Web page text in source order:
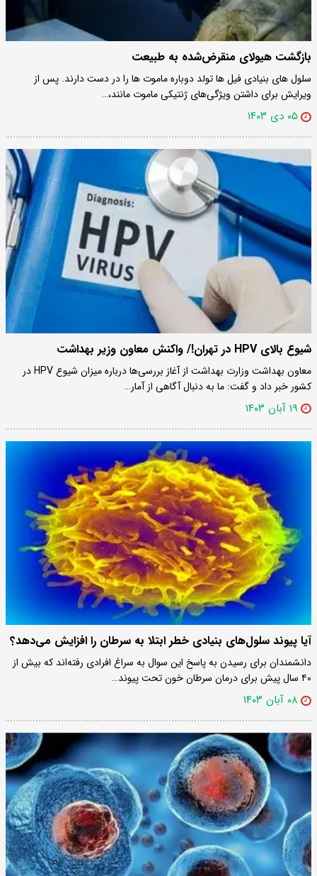
بازگشت هیولای منقرض‌شده به طبیعت
سلول های بنیادی فیل ها تولد دوباره ماموت ها را در دست دارند. پس از
ویرایش برای داشتن ویژگی‌های ژنتیکی ماموت مانند،…
۰۵ دی ۱۴۰۳
شیوع بالای HPV در تهران!/ واکنش معاون وزیر بهداشت
معاون بهداشت وزارت بهداشت از آغاز بررسی‌ها درباره میزان شیوع HPV در
کشور خبر داد و گفت: ما به دنبال آگاهی از آمار…
۱۹ آبان ۱۴۰۳
آیا پیوند سلول‌های بنیادی خطر ابتلا به سرطان را افزایش می‌دهد؟
دانشمندان برای رسیدن به پاسخ این سوال به سراغ افرادی رفته‌اند که بیش از
۴۰ سال پیش برای درمان سرطان خون تحت پیوند…
۰۸ آبان ۱۴۰۳